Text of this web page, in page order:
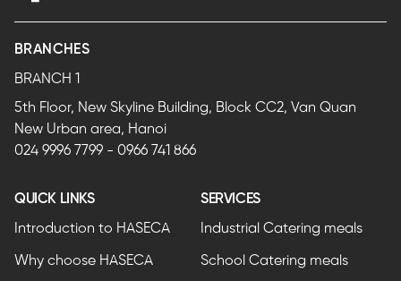
BRANCHES
BRANCH 1
5th Floor, New Skyline Building, Block CC2, Van Quan
New Urban area, Hanoi
024 9996 7799 - 0966 741 866
QUICK LINKS
Introduction to HASECA
Why choose HASECA
SERVICES
Industrial Catering meals
School Catering meals